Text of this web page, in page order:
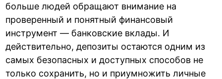
больше людей обращают внимание на
проверенный и понятный финансовый
инструмент — банковские вклады. И
действительно, депозиты остаются одним из
самых безопасных и доступных способов не
только сохранить, но и приумножить личные